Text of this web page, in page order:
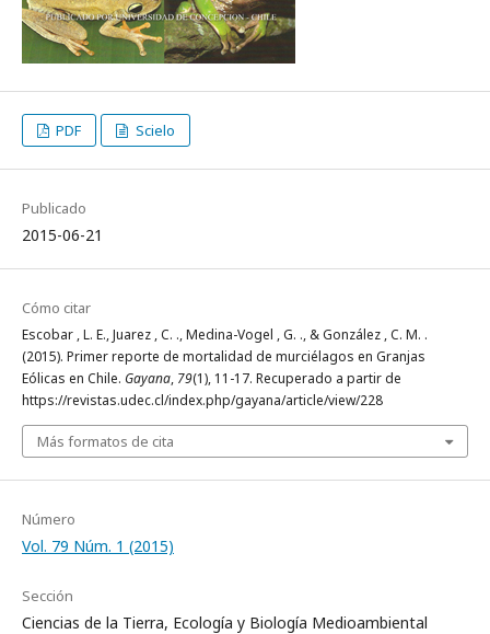
PDF Scielo
Publicado
2015-06-21
Cómo citar
Escobar , L. E., Juarez , C. ., Medina-Vogel , G. ., & González , C. M. .
(2015). Primer reporte de mortalidad de murciélagos en Granjas
Eólicas en Chile. Gayana, 79(1), 11-17. Recuperado a partir de
https://revistas.udec.cl/index.php/gayana/article/view/228
Más formatos de cita
Número
Vol. 79 Núm. 1 (2015)
Sección
Ciencias de la Tierra, Ecología y Biología Medioambiental